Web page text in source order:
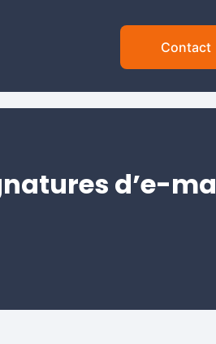
Contact
d’e-